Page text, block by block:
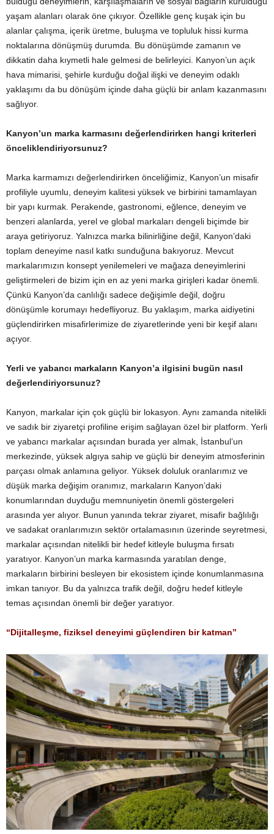
yaşam alanları olarak öne çıkıyor. Özellikle genç kuşak için bu
alanlar çalışma, içerik üretme, buluşma ve topluluk hissi kurma
noktalarına dönüşmüş durumda. Bu dönüşümde zamanın ve
dikkatin daha kıymetli hale gelmesi de belirleyici. Kanyon’un açık
hava mimarisi, şehirle kurduğu doğal ilişki ve deneyim odaklı
yaklaşımı da bu dönüşüm içinde daha güçlü bir anlam kazanmasını
sağlıyor.
Kanyon’un marka karmasını değerlendirirken hangi kriterleri
önceliklendiriyorsunuz?
Marka karmamızı değerlendirirken önceliğimiz, Kanyon’un misafir
profiliyle uyumlu, deneyim kalitesi yüksek ve birbirini tamamlayan
bir yapı kurmak. Perakende, gastronomi, eğlence, deneyim ve
benzeri alanlarda, yerel ve global markaları dengeli biçimde bir
araya getiriyoruz. Yalnızca marka bilinirliğine değil, Kanyon’daki
toplam deneyime nasıl katkı sunduğuna bakıyoruz. Mevcut
markalarımızın konsept yenilemeleri ve mağaza deneyimlerini
geliştirmeleri de bizim için en az yeni marka girişleri kadar önemli.
Çünkü Kanyon’da canlılığı sadece değişimle değil, doğru
dönüşümle korumayı hedefliyoruz. Bu yaklaşım, marka aidiyetini
güçlendirirken misafirlerimize de ziyaretlerinde yeni bir keşif alanı
açıyor.
Yerli ve yabancı markaların Kanyon’a ilgisini bugün nasıl
değerlendiriyorsunuz?
Kanyon, markalar için çok güçlü bir lokasyon. Aynı zamanda nitelikli
ve sadık bir ziyaretçi profiline erişim sağlayan özel bir platform. Yerli
ve yabancı markalar açısından burada yer almak, İstanbul’un
merkezinde, yüksek algıya sahip ve güçlü bir deneyim atmosferinin
parçası olmak anlamına geliyor. Yüksek doluluk oranlarımız ve
düşük marka değişim oranımız, markaların Kanyon’daki
konumlarından duyduğu memnuniyetin önemli göstergeleri
arasında yer alıyor. Bunun yanında tekrar ziyaret, misafir bağlılığı
ve sadakat oranlarımızın sektör ortalamasının üzerinde seyretmesi,
markalar açısından nitelikli bir hedef kitleyle buluşma fırsatı
yaratıyor. Kanyon’un marka karmasında yaratılan denge,
markaların birbirini besleyen bir ekosistem içinde konumlanmasına
imkan tanıyor. Bu da yalnızca trafik değil, doğru hedef kitleyle
temas açısından önemli bir değer yaratıyor.
“Dijitalleşme, fiziksel deneyimi güçlendiren bir katman”